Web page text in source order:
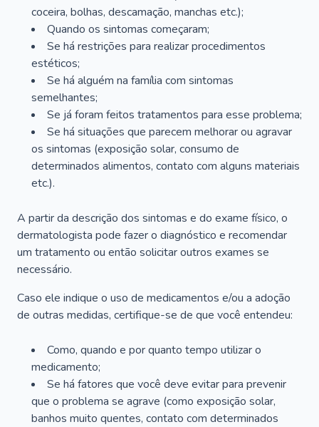
coceira, bolhas, descamação, manchas etc.);
Quando os sintomas começaram;
Se há restrições para realizar procedimentos
estéticos;
Se há alguém na família com sintomas
semelhantes;
Se já foram feitos tratamentos para esse problema;
Se há situações que parecem melhorar ou agravar
os sintomas (exposição solar, consumo de
determinados alimentos, contato com alguns materiais
etc.).
A partir da descrição dos sintomas e do exame físico, o
dermatologista pode fazer o diagnóstico e recomendar
um tratamento ou então solicitar outros exames se
necessário.
Caso ele indique o uso de medicamentos e/ou a adoção
de outras medidas, certifique-se de que você entendeu:
Como, quando e por quanto tempo utilizar o
medicamento;
Se há fatores que você deve evitar para prevenir
que o problema se agrave (como exposição solar,
banhos muito quentes, contato com determinados